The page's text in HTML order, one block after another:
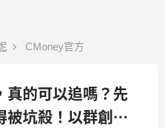
CMoney官方
真的可以追嗎？先
被坑殺！以群創